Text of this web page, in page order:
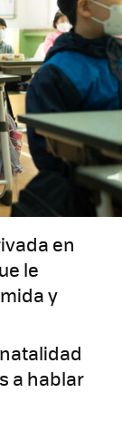
en
le
y
a hablar